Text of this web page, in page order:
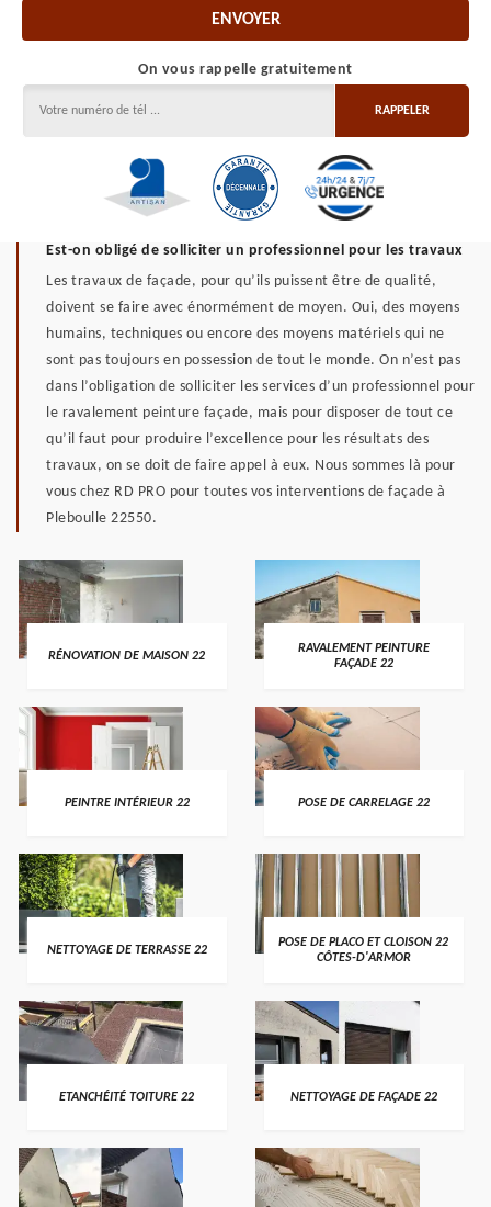
On vous rappelle gratuitement
Est-on obligé de solliciter un professionnel pour les travaux
Les travaux de façade, pour qu’ils puissent être de qualité,
doivent se faire avec énormément de moyen. Oui, des moyens
humains, techniques ou encore des moyens matériels qui ne
sont pas toujours en possession de tout le monde. On n’est pas
dans l’obligation de solliciter les services d’un professionnel pour
le ravalement peinture façade, mais pour disposer de tout ce
qu’il faut pour produire l’excellence pour les résultats des
travaux, on se doit de faire appel à eux. Nous sommes là pour
vous chez RD PRO pour toutes vos interventions de façade à
Pleboulle 22550.
RÉNOVATION DE MAISON 22
RAVALEMENT PEINTURE
FAÇADE 22
PEINTRE INTÉRIEUR 22 POSE DE CARRELAGE 22
NETTOYAGE DE TERRASSE 22
POSE DE PLACO ET CLOISON 22
CÔTES-D'ARMOR
ETANCHÉITÉ TOITURE 22 NETTOYAGE DE FAÇADE 22